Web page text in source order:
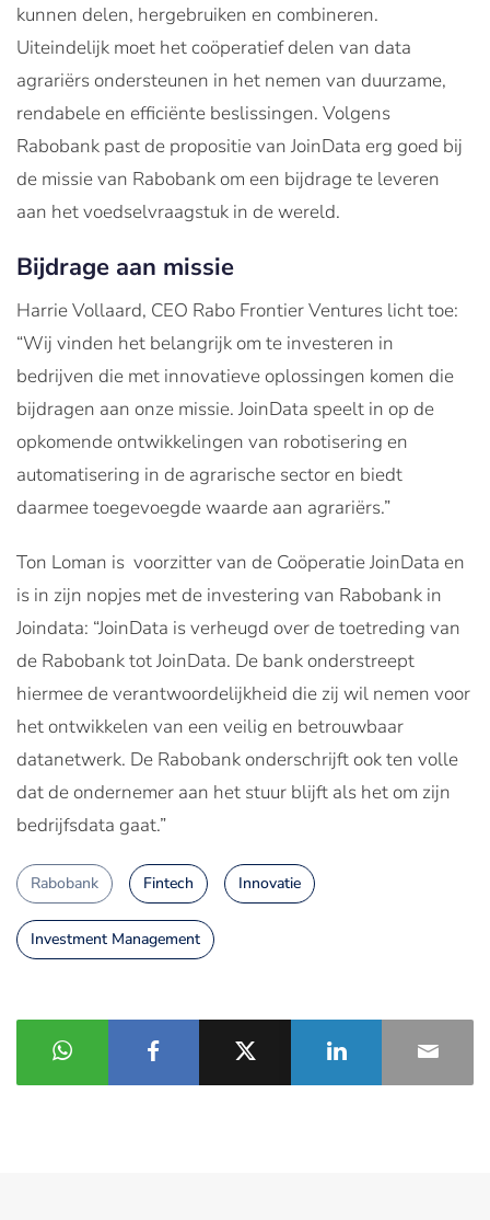
kunnen delen, hergebruiken en combineren.
Uiteindelijk moet het coöperatief delen van data
agrariërs ondersteunen in het nemen van duurzame,
rendabele en efficiënte beslissingen. Volgens
Rabobank past de propositie van JoinData erg goed bij
de missie van Rabobank om een bijdrage te leveren
aan het voedselvraagstuk in de wereld.
Bijdrage aan missie
Harrie Vollaard, CEO Rabo Frontier Ventures licht toe:
“Wij vinden het belangrijk om te investeren in
bedrijven die met innovatieve oplossingen komen die
bijdragen aan onze missie. JoinData speelt in op de
opkomende ontwikkelingen van robotisering en
automatisering in de agrarische sector en biedt
daarmee toegevoegde waarde aan agrariërs.”
Ton Loman is voorzitter van de Coöperatie JoinData en
is in zijn nopjes met de investering van Rabobank in
Joindata: “JoinData is verheugd over de toetreding van
de Rabobank tot JoinData. De bank onderstreept
hiermee de verantwoordelijkheid die zij wil nemen voor
het ontwikkelen van een veilig en betrouwbaar
datanetwerk. De Rabobank onderschrijft ook ten volle
dat de ondernemer aan het stuur blijft als het om zijn
bedrijfsdata gaat.”
Rabobank Fintech Innovatie
Investment Management